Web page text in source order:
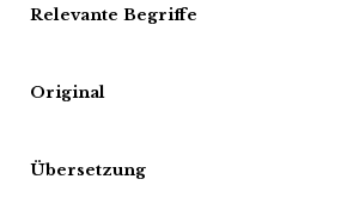
Relevante Begriffe
Original
Übersetzung